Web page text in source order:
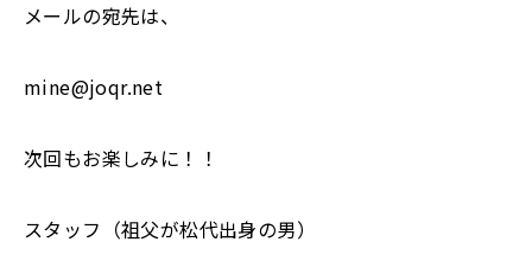
メールの宛先は、
mine@joqr.net
次回もお楽しみに！！
スタッフ（祖父が松代出身の男）